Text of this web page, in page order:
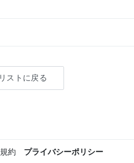
リストに戻る
約
プライバシーポリシー